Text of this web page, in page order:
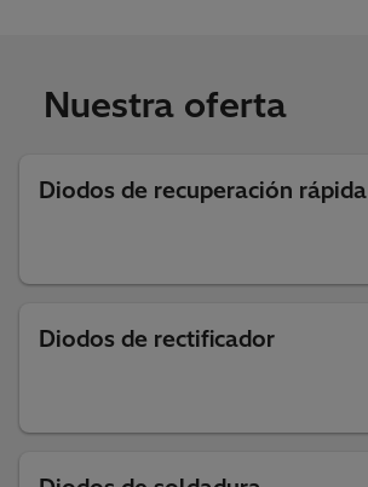
Nuestra oferta
Diodos de recuperación rápida
Diodos de rectificador